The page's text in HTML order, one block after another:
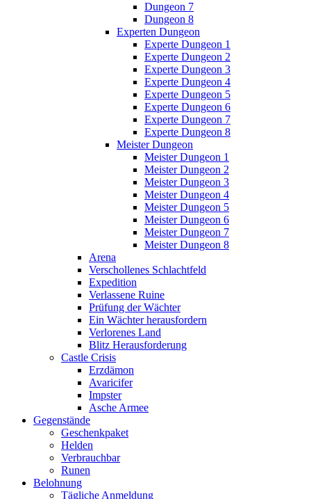
Dungeon 7
Dungeon 8
Experten Dungeon
Experte Dungeon 1
Experte Dungeon 2
Experte Dungeon 3
Experte Dungeon 4
Experte Dungeon 5
Experte Dungeon 6
Experte Dungeon 7
Experte Dungeon 8
Meister Dungeon
Meister Dungeon 1
Meister Dungeon 2
Meister Dungeon 3
Meister Dungeon 4
Meister Dungeon 5
Meister Dungeon 6
Meister Dungeon 7
Meister Dungeon 8
Arena
Verschollenes Schlachtfeld
Expedition
Verlassene Ruine
Prüfung der Wächter
Ein Wächter herausfordern
Verlorenes Land
Blitz Herausforderung
Castle Crisis
Erzdämon
Avaricifer
Impster
Asche Armee
Gegenstände
Geschenkpaket
Helden
Verbrauchbar
Runen
Belohnung
Tägliche Anmeldung